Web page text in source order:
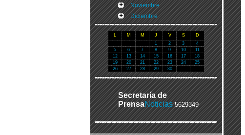
Noviembre
Diciembre
L M M J V S
D
1
2 3
4
5
6 7 8 9 10
11
12
13 14 15 16 17
18
19
20 21 22 23 24
25
26
27 28 29 30
Secretaría de
PrensaNoticias 5629349